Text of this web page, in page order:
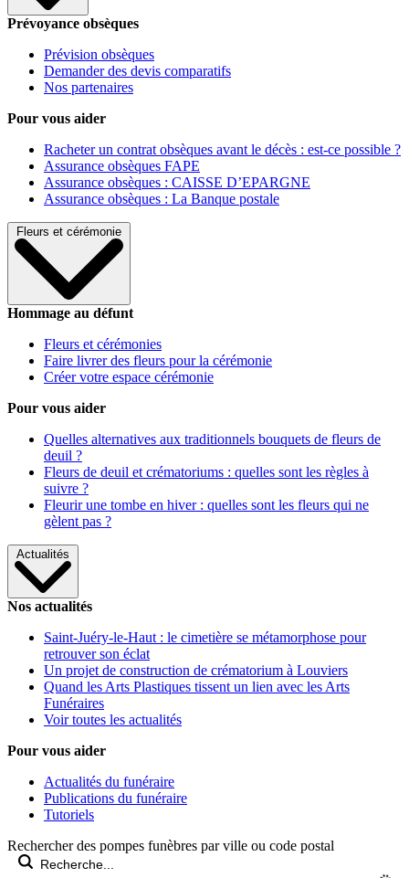
Prévoyance obsèques
Prévision obsèques
Demander des devis comparatifs
Nos partenaires
Pour vous aider
Racheter un contrat obsèques avant le décès : est-ce possible ?
Assurance obsèques FAPE
Assurance obsèques : CAISSE D’EPARGNE
Assurance obsèques : La Banque postale
Fleurs et cérémonie
Hommage au défunt
Fleurs et cérémonies
Faire livrer des fleurs pour la cérémonie
Créer votre espace cérémonie
Pour vous aider
Quelles alternatives aux traditionnels bouquets de fleurs de
deuil ?
Fleurs de deuil et crématoriums : quelles sont les règles à
suivre ?
Fleurir une tombe en hiver : quelles sont les fleurs qui ne
gèlent pas ?
Actualités
Nos actualités
Saint-Juéry-le-Haut : le cimetière se métamorphose pour
retrouver son éclat
Un projet de construction de crématorium à Louviers
Quand les Arts Plastiques tissent un lien avec les Arts
Funéraires
Voir toutes les actualités
Pour vous aider
Actualités du funéraire
Publications du funéraire
Tutoriels
Rechercher des pompes funèbres par ville ou code postal